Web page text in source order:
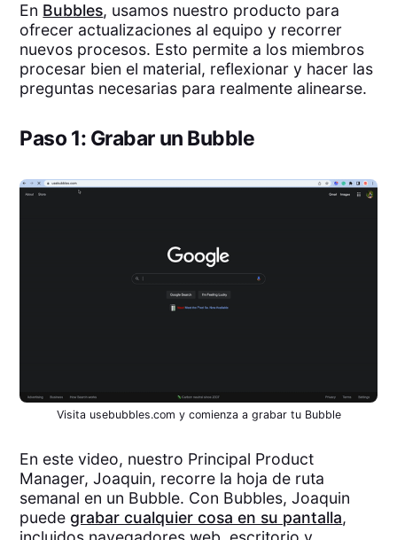
En Bubbles, usamos nuestro producto para
ofrecer actualizaciones al equipo y recorrer
nuevos procesos. Esto permite a los miembros
procesar bien el material, reflexionar y hacer las
preguntas necesarias para realmente alinearse.
Paso 1: Grabar un Bubble
Visita usebubbles.com y comienza a grabar tu Bubble
En este video, nuestro Principal Product
Manager, Joaquin, recorre la hoja de ruta
semanal en un Bubble. Con Bubbles, Joaquin
puedegrabar cualquier cosa en su pantalla,